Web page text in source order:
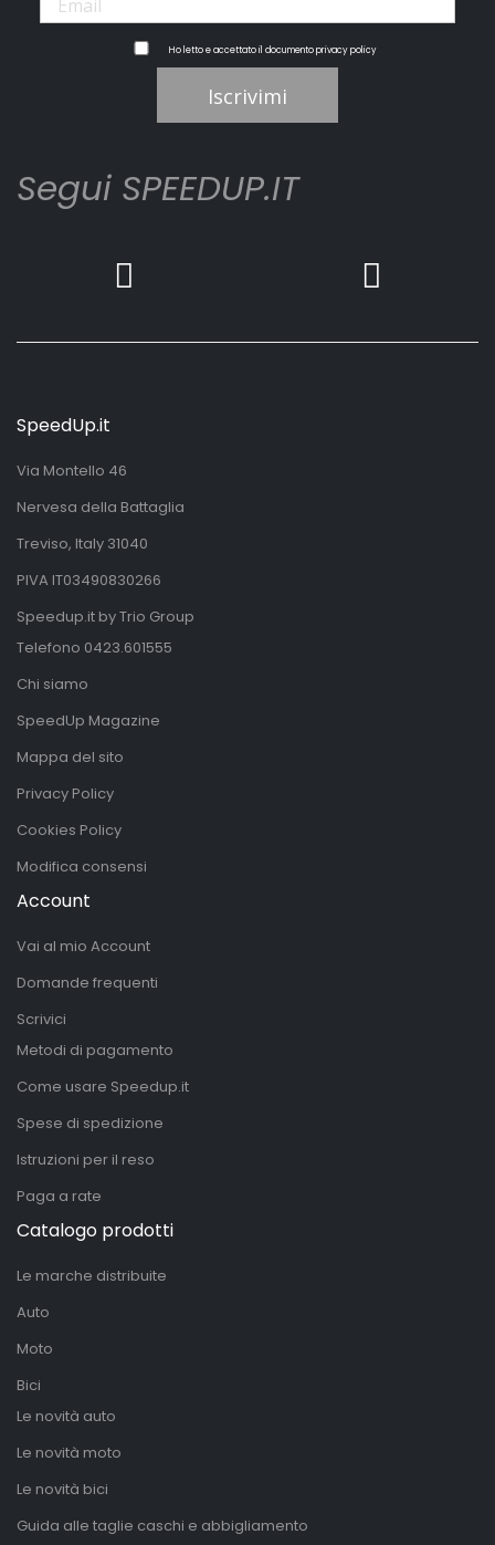
Ho letto e accettato il documentoprivacy policy
Iscrivimi
Segui SPEEDUP.IT
SpeedUp.it
Via Montello 46
Nervesa della Battaglia
Treviso, Italy 31040
PIVA IT03490830266
Speedup.it by Trio Group
Telefono 0423.601555
Chi siamo
SpeedUp Magazine
Mappa del sito
Privacy Policy
Cookies Policy
Modifica consensi
Account
Vai al mio Account
Domande frequenti
Scrivici
Metodi di pagamento
Come usare Speedup.it
Spese di spedizione
Istruzioni per il reso
Paga a rate
Catalogo prodotti
Le marche distribuite
Auto
Moto
Bici
Le novità auto
Le novità moto
Le novità bici
Guida alle taglie caschi e abbigliamento